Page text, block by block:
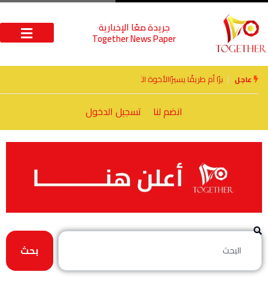
جريدة معًا الإخبارية
Together News Paper
عاجل الأخوة الأعداء وحتمًا لابد من لقاء
انضم لنا تسجيل الدخول
بحث